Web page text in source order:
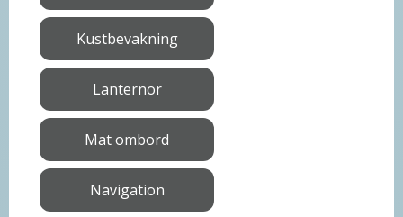
Kustbevakning
Lanternor
Mat ombord
Navigation